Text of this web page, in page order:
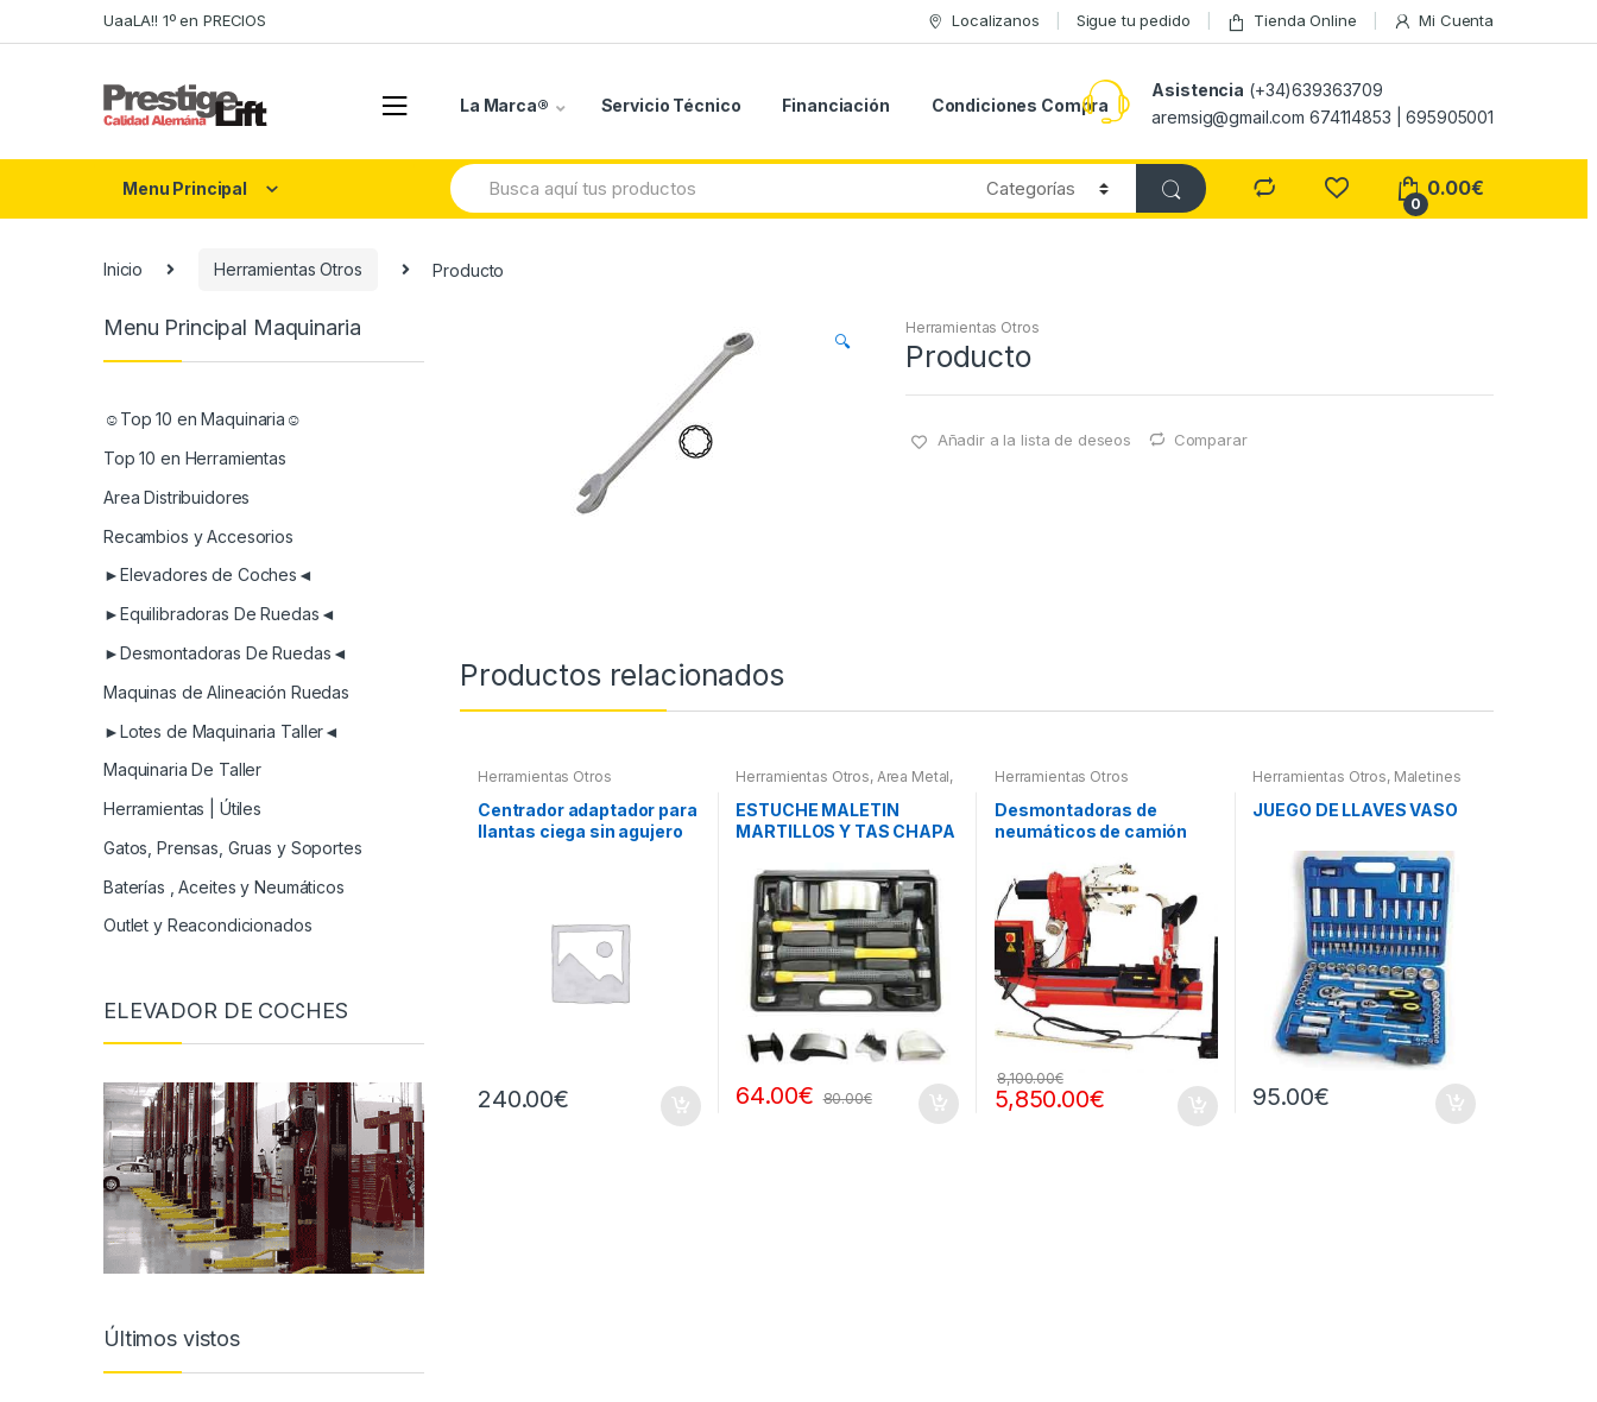
to
to
UaaLA!! 1º en PRECIOS Localizanos Sigue tu pedido Tienda Online Mi Cuenta
La Marca® Servicio Técnico Financiación Condiciones Compra
Asistencia (+34)639363709
aremsig@gmail.com 674114853 | 695905001
Menu Principal
Search
for:
0
0.00€
Inicio Herramientas Otros Producto
🔍
Herramientas Otros
Producto
Añadir a la lista de deseos Comparar
Productos relacionados
Herramientas Otros
Centrador adaptador para
llantas ciega sin agujero
240.00€
Herramientas Otros, Area Metal,
Pintura,Maletines Herramientas,
Extractores, Compresímetros,
otros
ESTUCHE MALETIN
MARTILLOS Y TAS CHAPA
64.00€ 80.00€
Herramientas Otros
Desmontadoras de
neumáticos de camión
5,850.00€
8,100.00€
Herramientas Otros, Maletines
Compresímetros, otros
JUEGO DE LLAVES VASO
95.00€
Menu Principal Maquinaria
☺Top 10 en Maquinaria☺
Top 10 en Herramientas
Area Distribuidores
Recambios y Accesorios
►Elevadores de Coches◄
►Equilibradoras De Ruedas◄
►Desmontadoras De Ruedas◄
Maquinas de Alineación Ruedas
►Lotes de Maquinaria Taller◄
Maquinaria De Taller
Herramientas | Útiles
Gatos, Prensas, Gruas y Soportes
Baterías , Aceites y Neumáticos
Outlet y Reacondicionados
ELEVADOR DE COCHES
Últimos vistos